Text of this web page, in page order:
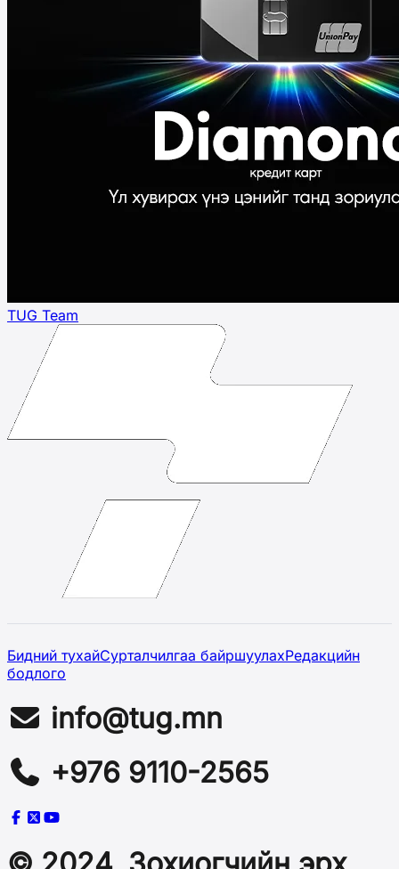
TUG Team
Бидний тухайСурталчилгаа байршуулахРедакцийн
бодлого
info@tug.mn
+976 9110-2565